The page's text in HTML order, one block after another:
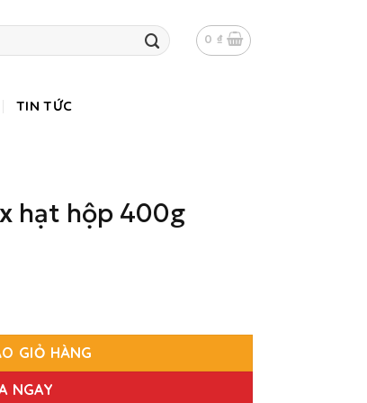
0 ₫
TIN TỨC
hạt hộp 400g
GIỎ HÀNG
NGAY